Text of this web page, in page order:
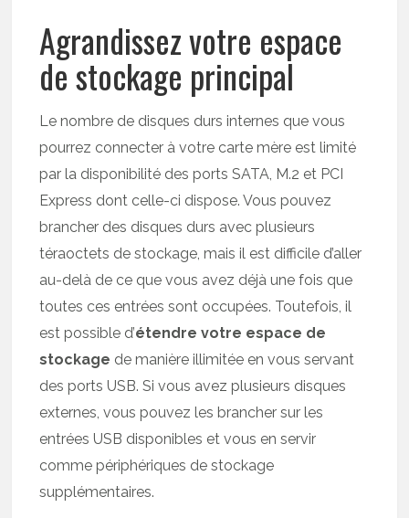
Agrandissez votre espace
de stockage principal
Le nombre de disques durs internes que vous
pourrez connecter à votre carte mère est limité
par la disponibilité des ports SATA, M.2 et PCI
Express dont celle-ci dispose. Vous pouvez
brancher des disques durs avec plusieurs
téraoctets de stockage, mais il est difficile d’aller
au-delà de ce que vous avez déjà une fois que
toutes ces entrées sont occupées. Toutefois, il
est possible d’étendre votre espace de
stockage de manière illimitée en vous servant
des ports USB. Si vous avez plusieurs disques
externes, vous pouvez les brancher sur les
entrées USB disponibles et vous en servir
comme périphériques de stockage
supplémentaires.